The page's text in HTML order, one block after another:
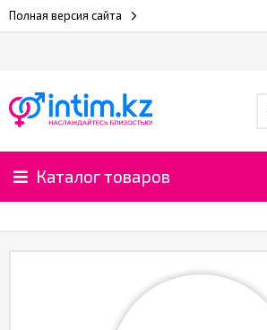
Полная версия сайта
Каталог товаров